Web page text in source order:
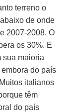
terreno o
de onde
2007-2008. O
os 30%. E
sua maioria
do país
italianos
têm
do país